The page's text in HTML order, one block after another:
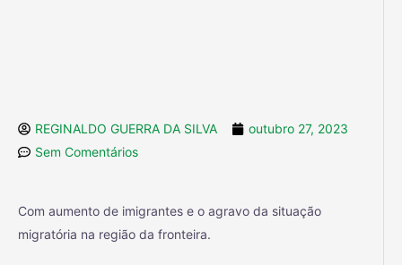
REGINALDO GUERRA DA SILVA
outubro 27, 2023
Sem Comentários
Com aumento de imigrantes e o agravo da situação
migratória na região da fronteira.